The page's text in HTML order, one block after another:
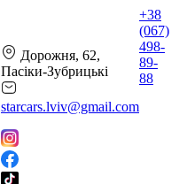
Дорожня, 62,
Пасіки-Зубрицькі
starcars.lviv@gmail.com
+38
(067)
498-
89-
88